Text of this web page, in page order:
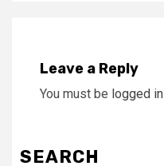
Leave a Reply
You must be logged in
SEARCH